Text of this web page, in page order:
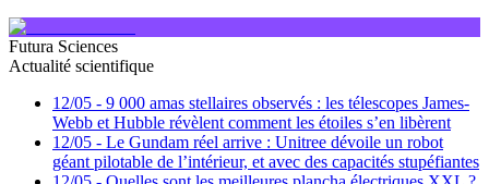
Futura Sciences
Actualité scientifique
12/05 - 9 000 amas stellaires observés : les télescopes James-
Webb et Hubble révèlent comment les étoiles s’en libèrent
12/05 - Le Gundam réel arrive : Unitree dévoile un robot
géant pilotable de l’intérieur, et avec des capacités stupéfiantes